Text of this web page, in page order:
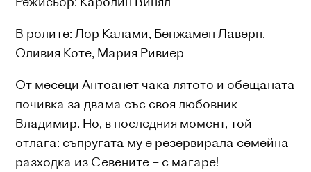
В ролите: Лор Калами, Бенжамен Лаверн,
Оливия Коте, Мария Ривиер
От месеци Антоанет чака лятото и обещаната
почивка за двама със своя любовник
Владимир. Но, в последния момент, той
отлага: съпругата му е резервирала семейна
разходка из Севените – с магаре!